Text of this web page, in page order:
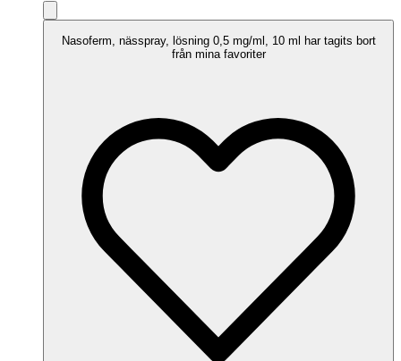
Nasoferm, nässpray, lösning 0,5 mg/ml, 10 ml har tagits bort
från mina favoriter